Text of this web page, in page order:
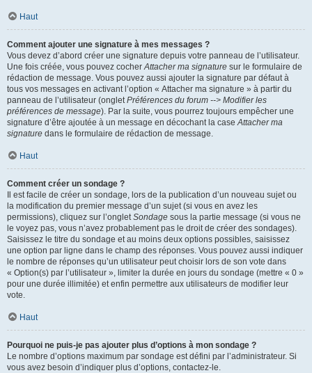
Haut
Comment ajouter une signature à mes messages ?
Vous devez d’abord créer une signature depuis votre panneau de l’utilisateur.
Une fois créée, vous pouvez cocherAttacher ma signature sur le formulaire de
rédaction de message. Vous pouvez aussi ajouter la signature par défaut à
tous vos messages en activant l’option « Attacher ma signature » à partir du
panneau de l’utilisateur (ongletPréférences du forum --> Modifier les
préférences de message). Par la suite, vous pourrez toujours empêcher une
signature d’être ajoutée à un message en décochant la caseAttacher ma
signature dans le formulaire de rédaction de message.
Haut
Comment créer un sondage ?
Il est facile de créer un sondage, lors de la publication d’un nouveau sujet ou
la modification du premier message d’un sujet (si vous en avez les
permissions), cliquez sur l’ongletSondage sous la partie message (si vous ne
le voyez pas, vous n’avez probablement pas le droit de créer des sondages).
Saisissez le titre du sondage et au moins deux options possibles, saisissez
une option par ligne dans le champ des réponses. Vous pouvez aussi indiquer
le nombre de réponses qu’un utilisateur peut choisir lors de son vote dans
« Option(s) par l’utilisateur », limiter la durée en jours du sondage (mettre « 0 »
pour une durée illimitée) et enfin permettre aux utilisateurs de modifier leur
vote.
Haut
Pourquoi ne puis-je pas ajouter plus d’options à mon sondage ?
Le nombre d’options maximum par sondage est défini par l’administrateur. Si
vous avez besoin d’indiquer plus d’options, contactez-le.